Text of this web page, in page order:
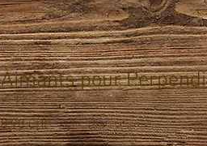
Aimants pour Perpendi
8,90 CHFPrix